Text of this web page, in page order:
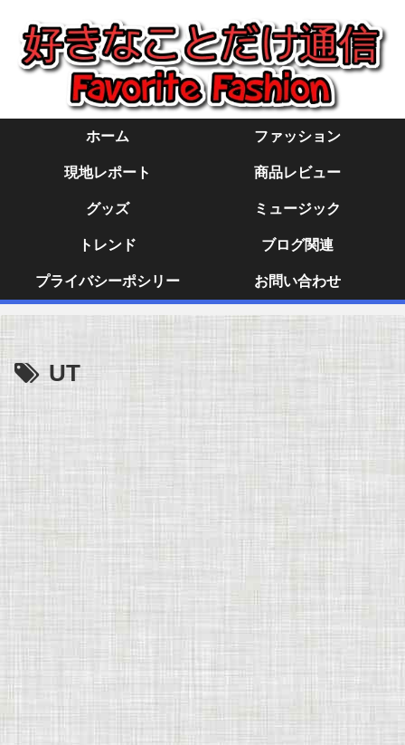
ホーム ファッション
現地レポート 商品レビュー
グッズ ミュージック
トレンド ブログ関連
プライバシーポシリー お問い合わせ
UT